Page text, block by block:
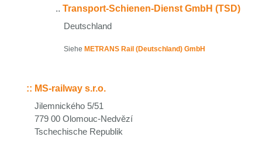
.. Transport-Schienen-Dienst GmbH (TSD)
Deutschland
Siehe METRANS Rail (Deutschland) GmbH
:: MS-railway s.r.o.
Jilemnického 5/51
779 00 Olomouc-Nedvězí
Tschechische Republik